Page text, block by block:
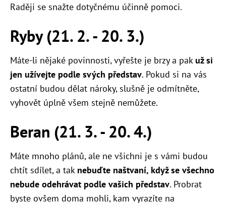
Raději se snažte dotyčnému účinně pomoci.
Ryby (21. 2. - 20. 3.)
Máte-li nějaké povinnosti, vyřešte je brzy a pak už si
jen užívejte podle svých představ. Pokud si na vás
ostatní budou dělat nároky, slušně je odmítněte,
vyhovět úplně všem stejně nemůžete.
Beran (21. 3. - 20. 4.)
Máte mnoho plánů, ale ne všichni je s vámi budou
chtít sdílet, a tak nebuďte naštvaní, když se všechno
nebude odehrávat podle vašich představ. Probrat
byste ovšem doma mohli, kam vyrazíte na